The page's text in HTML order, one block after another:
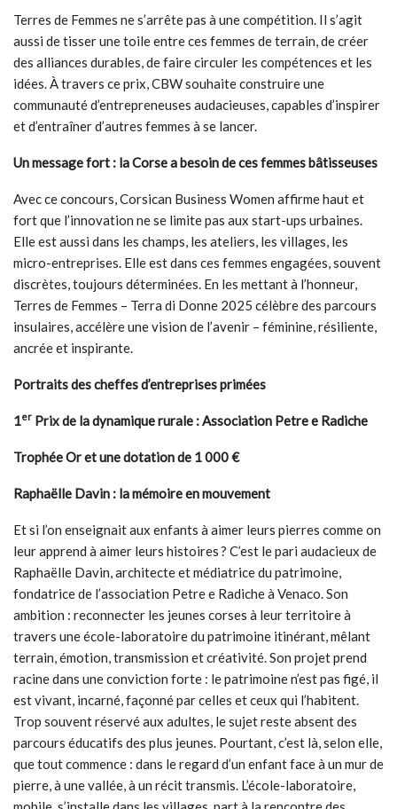
Terres de Femmes ne s’arrête pas à une compétition. Il s’agit
aussi de tisser une toile entre ces femmes de terrain, de créer
des alliances durables, de faire circuler les compétences et les
idées. À travers ce prix, CBW souhaite construire une
communauté d’entrepreneuses audacieuses, capables d’inspirer
et d’entraîner d’autres femmes à se lancer.
Un message fort : la Corse a besoin de ces femmes bâtisseuses
Avec ce concours, Corsican Business Women affirme haut et
fort que l’innovation ne se limite pas aux start-ups urbaines.
Elle est aussi dans les champs, les ateliers, les villages, les
micro-entreprises. Elle est dans ces femmes engagées, souvent
discrètes, toujours déterminées. En les mettant à l’honneur,
Terres de Femmes – Terra di Donne 2025 célèbre des parcours
insulaires, accélère une vision de l’avenir – féminine, résiliente,
ancrée et inspirante.
Portraits des cheffes d’entreprises primées
1er Prix de la dynamique rurale : Association Petre e Radiche
Trophée Or et une dotation de 1 000 €
Raphaëlle Davin : la mémoire en mouvement
Et si l’on enseignait aux enfants à aimer leurs pierres comme on
leur apprend à aimer leurs histoires ? C’est le pari audacieux de
Raphaëlle Davin, architecte et médiatrice du patrimoine,
fondatrice de l’association Petre e Radiche à Venaco. Son
ambition : reconnecter les jeunes corses à leur territoire à
travers une école-laboratoire du patrimoine itinérant, mêlant
terrain, émotion, transmission et créativité. Son projet prend
racine dans une conviction forte : le patrimoine n’est pas figé, il
est vivant, incarné, façonné par celles et ceux qui l’habitent.
Trop souvent réservé aux adultes, le sujet reste absent des
parcours éducatifs des plus jeunes. Pourtant, c’est là, selon elle,
que tout commence : dans le regard d’un enfant face à un mur de
pierre, à une vallée, à un récit transmis. L’école-laboratoire,